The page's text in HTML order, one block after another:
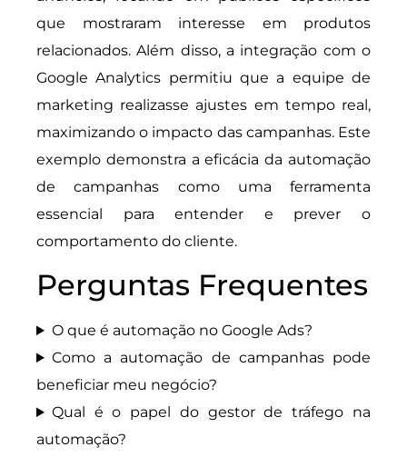
que mostraram interesse em produtos
relacionados. Além disso, a integração com o
Google Analytics permitiu que a equipe de
marketing realizasse ajustes em tempo real,
maximizando o impacto das campanhas. Este
exemplo demonstra a eficácia da automação
de campanhas como uma ferramenta
essencial para entender e prever o
comportamento do cliente.
Perguntas Frequentes
O que é automação no Google Ads?
Como a automação de campanhas pode
beneficiar meu negócio?
Qual é o papel do gestor de tráfego na
automação?